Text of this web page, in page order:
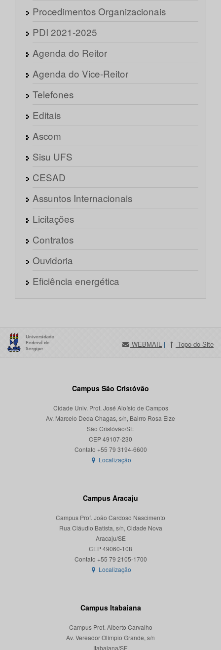
Procedimentos Organizacionais
PDI 2021-2025
Agenda do Reitor
Agenda do Vice-Reitor
Telefones
Editais
Ascom
Sisu UFS
CESAD
Assuntos Internacionais
Licitações
Contratos
Ouvidoria
Eficiência energética
WEBMAIL | Topo do Site
Campus São Cristóvão
Cidade Univ. Prof. José Aloísio de Campos
Av. Marcelo Deda Chagas, s/n, Bairro Rosa Elze
São Cristóvão/SE
CEP 49107-230
Localização
Campus Aracaju
Campus Prof. João Cardoso Nascimento
Rua Cláudio Batista, s/n, Cidade Nova
Aracaju/SE
CEP 49060-108
Localização
Campus Itabaiana
Campus Prof. Alberto Carvalho
Av. Vereador Olímpio Grande, s/n
Itabaiana/SE